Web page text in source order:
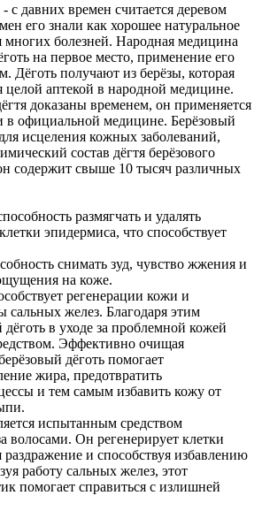
- с давних времен считается деревом
его знали как хорошее натуральное
многих болезней. Народная медицина
на первое место, применение его
Дёготь получают из берёзы, которая
целой аптекой в народной медицине.
доказаны временем, он применяется
в официальной медицине. Берёзовый
исцеления кожных заболеваний,
состав дёгтя берёзового
содержит свыше 10 тысяч различных
размягчать и удалять
эпидермиса, что способствует
снимать зуд, чувство жжения и
на коже.
регенерации кожи и
сальных желез. Благодаря этим
в уходе за проблемной кожей
Эффективно очищая
дёготь помогает
жира, предотвратить
и тем самым избавить кожу от
испытанным средством
волосами. Он регенерирует клетки
и способствуя избавлению
работу сальных желез, этот
помогает справиться с излишней